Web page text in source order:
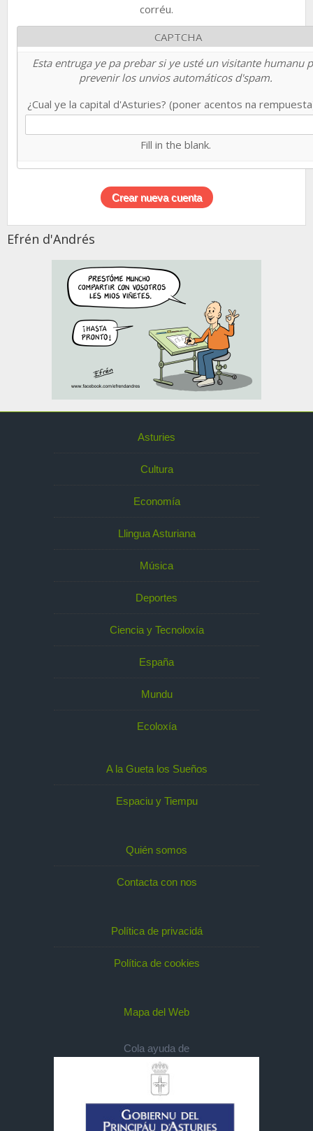
corréu.
CAPTCHA
Esta entruga ye pa prebar si ye usté un visitante humanu
prevenir los unvios automáticos d'spam.
¿Cual ye la capital d'Asturies? (poner acentos na
Fill in the blank.
Efrén d'Andrés
Asturies
Cultura
Economía
Llingua Asturiana
Música
Deportes
Ciencia y Tecnoloxía
España
Mundu
Ecoloxía
A la Gueta los Sueños
Espaciu y Tiempu
Quién somos
Contacta con nos
Política de privacidá
Política de cookies
Mapa del Web
Cola ayuda de